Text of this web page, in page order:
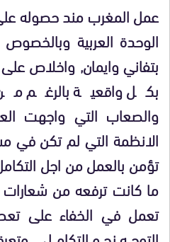
عمل المغرب مند حصوله
الوحدة العربية
بتفاني وايمان, واخلاص
بكل واقعية بالرغم من
والصعاب التي واجهت
الانظمة التي لم تكن
تؤمن بالعمل من اجل
ما كانت ترفعه من
تعمل في الخفاء على